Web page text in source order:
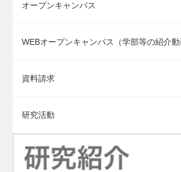
オープンキャンパス
WEBオープンキャンパス（学部等の紹介動
資料請求
研究活動